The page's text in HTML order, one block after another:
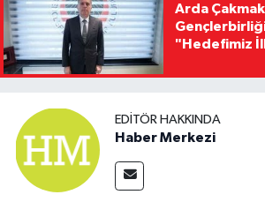
Arda
Gençlerbirliği
"Hedefimiz
Kaldıracağız"
EDITÖR HAKKINDA
Haber Merkezi